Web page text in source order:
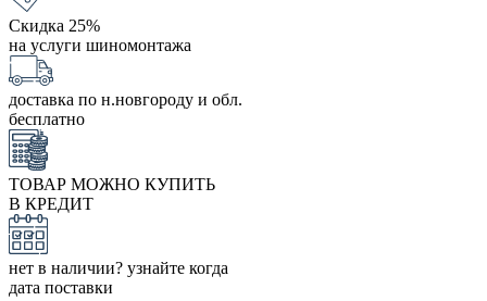
Скидка 25%
на услуги шиномонтажа
доставка по н.новгороду и обл.
бесплатно
ТОВАР МОЖНО КУПИТЬ
В КРЕДИТ
нет в наличии? узнайте когда
дата поставки